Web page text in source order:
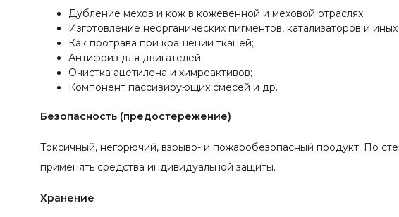
Дубление мехов и кож в кожевенной и меховой отраслях;
Изготовление неорганических пигментов, катализаторов и
Как протрава при крашении тканей;
Антифриз для двигателей;
Очистка ацетилена и химреактивов;
Компонент пассивирующих смесей и др.
Безопасность (предостережение)
Токсичный, негорючий, взрыво- и пожаробезопасный продукт. По
применять средства индивидуальной защиты.
Хранение